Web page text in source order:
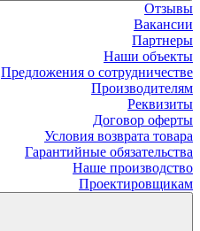
Отзывы
Вакансии
Партнеры
Наши объекты
Предложения о сотрудничестве
Производителям
Реквизиты
Договор оферты
Условия возврата товара
Гарантийные обязательства
Наше производство
Проектировщикам